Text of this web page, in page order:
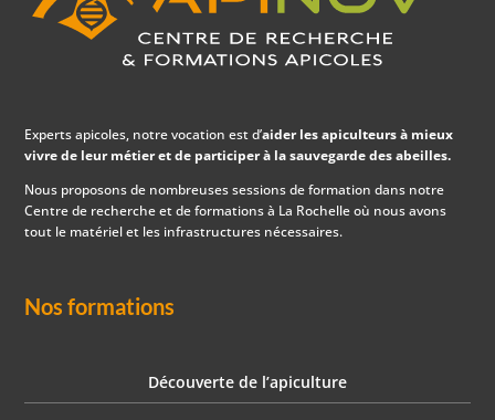
Experts apicoles, notre vocation est d’aider les apiculteurs à mieux
vivre de leur métier et de participer à la sauvegarde des abeilles.
Nous proposons de nombreuses sessions de formation dans notre
Centre de recherche et de formations à La Rochelle où nous avons
tout le matériel et les infrastructures nécessaires.
Nos formations
Découverte de l’apiculture